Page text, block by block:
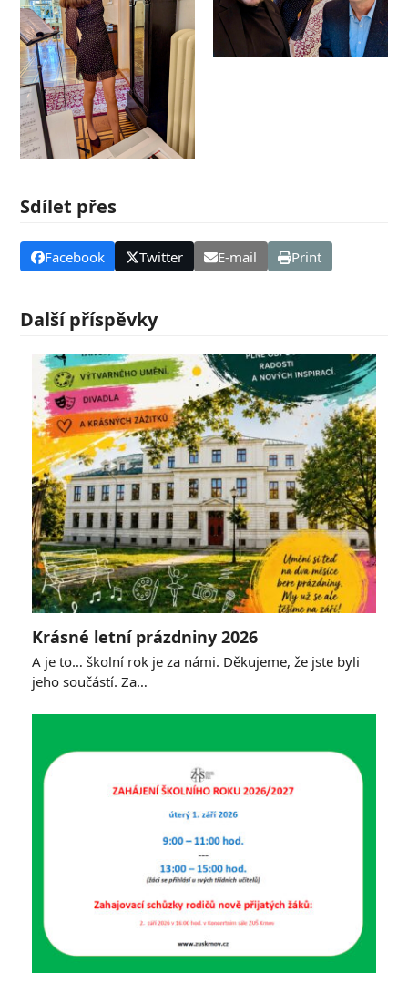
Sdílet přes
Facebook Twitter E-mail Print
Další příspěvky
Krásné letní prázdniny 2026
A je to… školní rok je za námi. Děkujeme, že jste byli
jeho součástí. Za…